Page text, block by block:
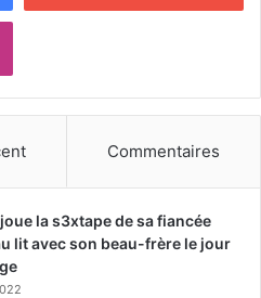
Commentaires
la s3xtape de sa fiancée
lit avec son beau-frère le jour